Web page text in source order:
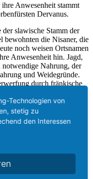
Anwesenheit stammt
Dervanus.
slawische Stamm der
bewohnten die Nisaner, die
noch weisen Ortsnamen
Anwesenheit hin. Jagd,
Nahrung, der
und Weidegründe.
durch fränkische
die vor 1.000
sie Ackerbau und
Meißen gehörende
adlige Ritter oder
Technologien von
stetig zu
den Interessen